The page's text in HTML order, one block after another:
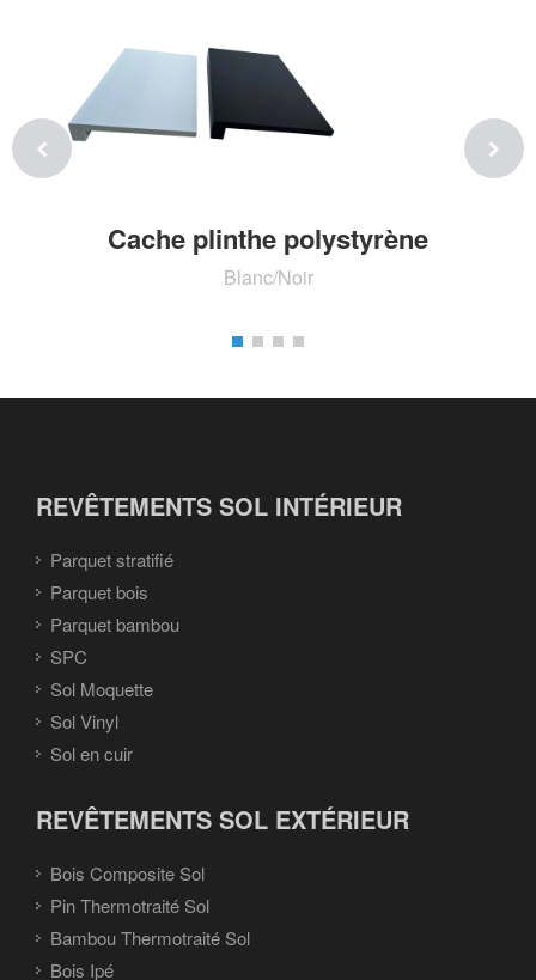
Cache plinthe polystyrène
Blanc/Noir
REVÊTEMENTS SOL INTÉRIEUR
Parquet stratifié
Parquet bois
Parquet bambou
SPC
Sol Moquette
Sol Vinyl
Sol en cuir
REVÊTEMENTS SOL EXTÉRIEUR
Bois Composite Sol
Pin Thermotraité Sol
Bambou Thermotraité Sol
Bois Ipé